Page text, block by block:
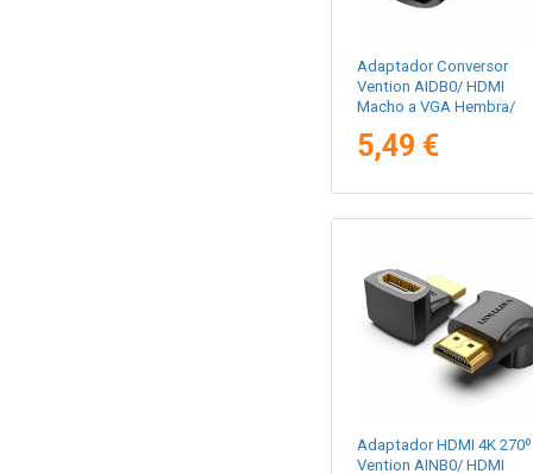
Adaptador Conversor
Vention AIDB0/ HDMI
Macho a VGA Hembra/
5,49 €
Adaptador HDMI 4K 270º
Vention AINB0/ HDMI